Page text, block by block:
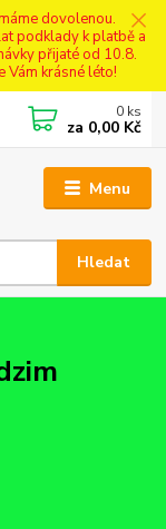
dovolenou.
podklady k platbě a
přijaté od 10.8.
Vám krásné léto!
Menu
Hledat
0 ks
za 0,00 Kč